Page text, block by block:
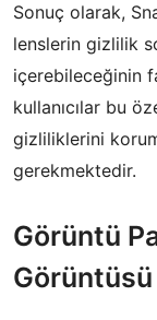
Sonuç olarak,
lenslerin gizlilik
içerebileceğinin
kullanıcılar bu
gizliliklerini
gerekmektedir.
Görüntü